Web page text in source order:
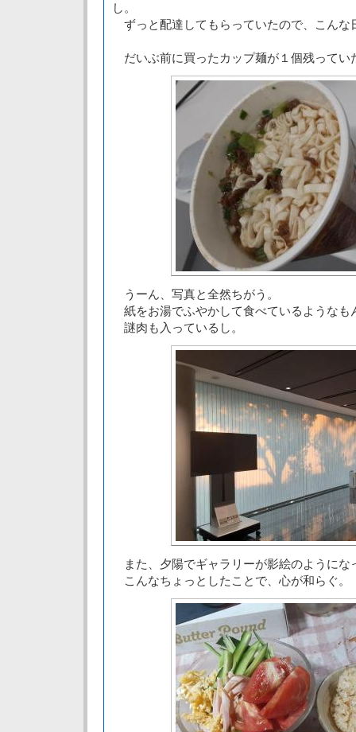
し。
ずっと配達してもらっていたので、こんな
だいぶ前に買ったカップ麺が１個残ってい
うーん、写真と全然ちがう。
紙をお湯でふやかして食べているようなも
謎肉も入っているし。
また、夕陽でギャラリーが影絵のようにな
こんなちょっとしたことで、心が和らぐ。